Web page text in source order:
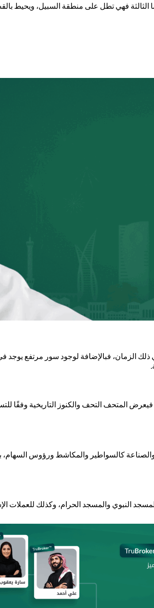
أما الثالثة فهي تطل على منطقة السبيل،
ذلك الزمان، فبالإضافة لوجود سور مرتفع
مقتنياتها حسب العصور، فيعرض المتحف التحف والكنوز
كالسواطير والمكاشط ورؤوس السهام،
النبوي والمسجد الحرام، وكذلك للعملات